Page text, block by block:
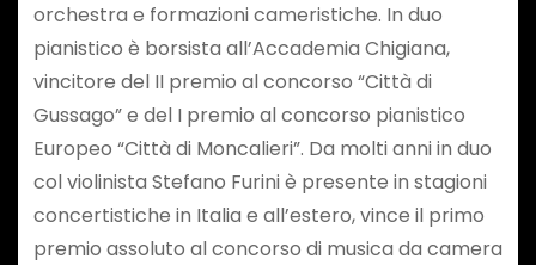
orchestra e formazioni cameristiche. In duo
pianistico è borsista all’Accademia Chigiana,
vincitore del II premio al concorso “Città di
Gussago” e del I premio al concorso pianistico
Europeo “Città di Moncalieri”. Da molti anni in duo
col violinista Stefano Furini è presente in stagioni
concertistiche in Italia e all’estero, vince il primo
premio assoluto al concorso di musica da camera